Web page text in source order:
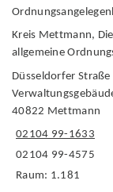
Kreis Mettmann,
allgemeine
Düsseldorfer Straße
40822 Mettmann
02104 99-1633
02104 99-4575
Raum: 1.181